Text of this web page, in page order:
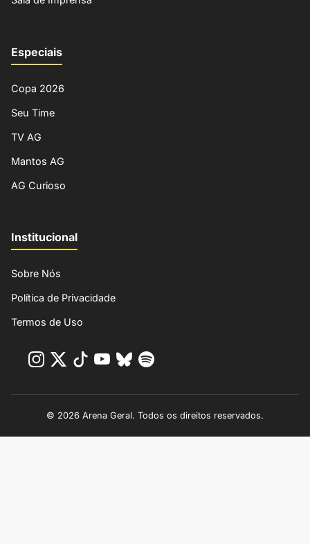
Especiais
Copa 2026
Seu Time
TV AG
Mantos AG
AG Curioso
Institucional
Sobre Nós
Política de Privacidade
Termos de Uso
© 2026 Arena Geral. Todos os direitos reservados.